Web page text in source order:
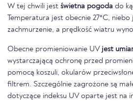
W tej chwili jest świetna pogoda do
Temperatura jest obecnie 27°C, niebo
zachmurzenie, a prędkość wiatru
Obecne promieniowanie UV jest
wystarczającą ochronę przed
pomocą koszuli, okularów
filtrem. Szczególnie zagrożone są
dotyczące indeksu UV oparte jest na